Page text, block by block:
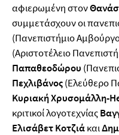
αφιερωμένη στον
συμμετάσχουν οι
(Πανεπιστήμιο
(Αριστοτέλειο
Παπαθεοδώρου
Πεχλιβάνος(Ελεύθερο
Κυριακή Χρυσομάλλη-
κριτικοί λογοτεχνίας
Ελισάβετ Κοτζιάκαι